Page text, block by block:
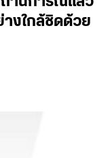
งใกล้ชิดด้วย